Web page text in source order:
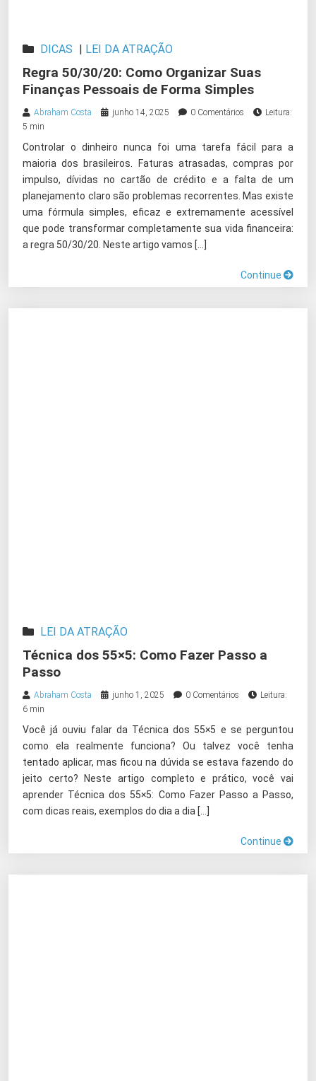
DICAS | LEI DA ATRAÇÃO
Regra 50/30/20: Como Organizar Suas
Finanças Pessoais de Forma Simples
Abraham Costa junho 14, 2025 0 Comentários
Leitura:
5 min
Controlar o dinheiro nunca foi uma tarefa fácil para a
maioria dos brasileiros. Faturas atrasadas, compras por
impulso, dívidas no cartão de crédito e a falta de um
planejamento claro são problemas recorrentes. Mas existe
uma fórmula simples, eficaz e extremamente acessível
que pode transformar completamente sua vida financeira:
a regra 50/30/20. Neste artigo vamos […]
Continue
LEI DA ATRAÇÃO
Técnica dos 55×5: Como Fazer Passo a
Passo
Abraham Costa junho 1, 2025 0 Comentários
Leitura:
6 min
Você já ouviu falar da Técnica dos 55×5 e se perguntou
como ela realmente funciona? Ou talvez você tenha
tentado aplicar, mas ficou na dúvida se estava fazendo do
jeito certo? Neste artigo completo e prático, você vai
aprender Técnica dos 55×5: Como Fazer Passo a Passo,
com dicas reais, exemplos do dia a dia […]
Continue